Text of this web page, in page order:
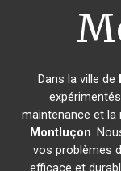
Dans la ville de
maintenance et la
Montluçon.
vos problèmes
efficace et